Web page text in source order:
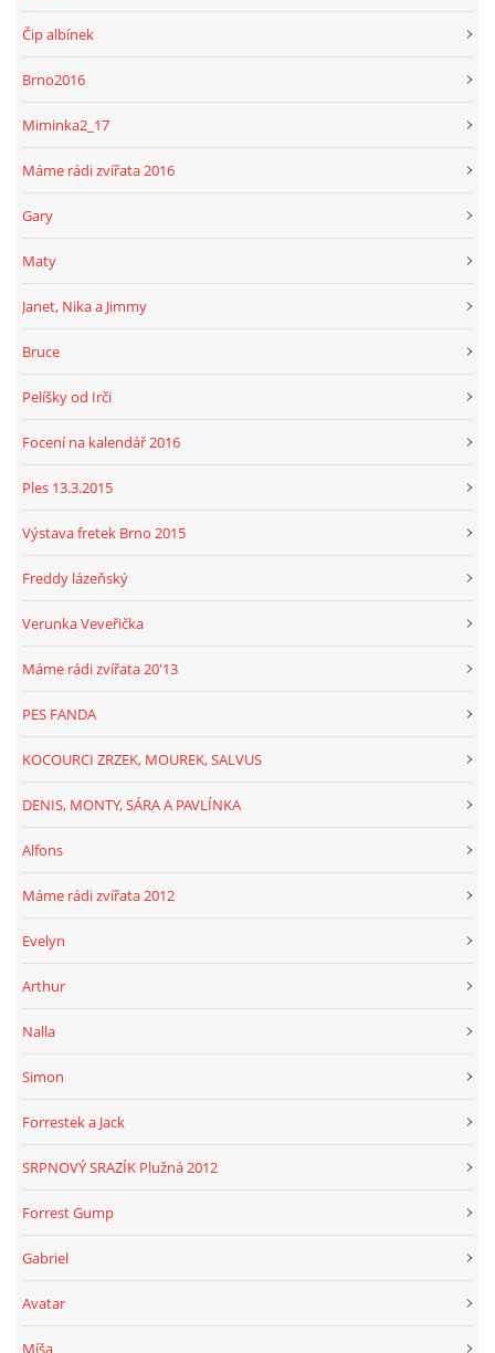
Čip albínek
Brno2016
Miminka2_17
Máme rádi zvířata 2016
Gary
Maty
Janet, Nika a Jimmy
Bruce
Pelíšky od Irči
Focení na kalendář 2016
Ples 13.3.2015
Výstava fretek Brno 2015
Freddy lázeňský
Verunka Veveřička
Máme rádi zvířata 20'13
PES FANDA
KOCOURCI ZRZEK, MOUREK, SALVUS
DENIS, MONTY, SÁRA A PAVLÍNKA
Alfons
Máme rádi zvířata 2012
Evelyn
Arthur
Nalla
Simon
Forrestek a Jack
SRPNOVÝ SRAZÍK Plužná 2012
Forrest Gump
Gabriel
Avatar
Míša